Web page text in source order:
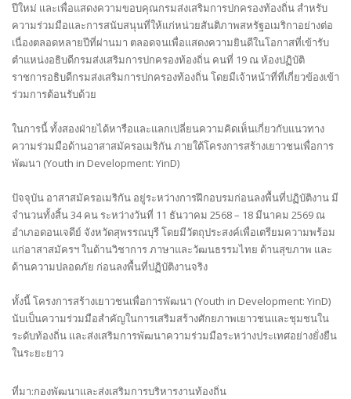
ปีใหม่ และเพื่อแสดงความขอบคุณกรมส่งเสริมการปกครองท้องถิ่น สำหรับ
ความร่วมมือและการสนับสนุนที่ให้แก่หน่วยสันติภาพสหรัฐอเมริกาอย่างต่อ
เนื่องตลอดหลายปีที่ผ่านมา ตลอดจนเพื่อแสดงความยินดีในโอกาสที่เข้ารับ
ตำแหน่งอธิบดีกรมส่งเสริมการปกครองท้องถิ่น คนที่ 19 ณ ห้องปฏิบัติ
ราชการอธิบดีกรมส่งเสริมการปกครองท้องถิ่น โดยมีเจ้าหน้าที่ที่เกี่ยวข้องเข้า
ร่วมการต้อนรับด้วย
ในการนี้ ทั้งสองฝ่ายได้หารือและแลกเปลี่ยนความคิดเห็นเกี่ยวกับแนวทาง
ความร่วมมือด้านอาสาสมัครอเมริกัน ภายใต้โครงการสร้างเยาวชนเพื่อการ
พัฒนา (Youth in Development: YinD)
ปัจจุบัน อาสาสมัครอเมริกัน อยู่ระหว่างการฝึกอบรมก่อนลงพื้นที่ปฏิบัติงาน มี
จำนวนทั้งสิ้น 34 คน ระหว่างวันที่ 11 ธันวาคม 2568 – 18 มีนาคม 2569 ณ
อำเภอดอนเจดีย์ จังหวัดสุพรรณบุรี โดยมีวัตถุประสงค์เพื่อเตรียมความพร้อม
แก่อาสาสมัครฯ ในด้านวิชาการ ภาษาและวัฒนธรรมไทย ด้านสุขภาพ และ
ด้านความปลอดภัย ก่อนลงพื้นที่ปฏิบัติงานจริง
ทั้งนี้ โครงการสร้างเยาวชนเพื่อการพัฒนา (Youth in Development: YinD)
นับเป็นความร่วมมือสำคัญในการเสริมสร้างศักยภาพเยาวชนและชุมชนใน
ระดับท้องถิ่น และส่งเสริมการพัฒนาความร่วมมือระหว่างประเทศอย่างยั่งยืน
ในระยะยาว
ที่มา:กองพัฒนาและส่งเสริมการบริหารงานท้องถิ่น